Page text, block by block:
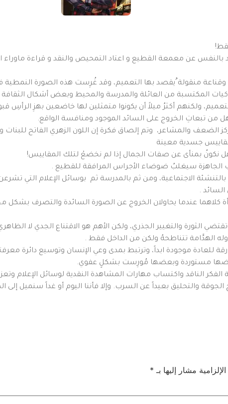
بالنفس عن معمعة القطيع و اعتاد التمحيص والنقد و قراءة
منقولة ُيقصد بها التعميم، وقد غُرِست هذه الصورة النمطية في
المكتسبة من العائلة والمدرسة والمحيط وبعض أشكال الثقافة
ولكنهم أكثرُ ميلاً أن يكونوا متمثلين لها خاضعين بهزِ الرأسِ
تبعاتِ الخروج على السائد الموجود ومنافسة الواقع.
الضعف والمشاعر، وتم إلصاق فكرة إن اللون الزهري الفاتح للبنات
جسدية معينة
بمنأى عن صفات الجمال إذا لم نخضعْ لتلك المقاييس!
الجاهزة سيغلبُ ضوضاء الأجراس المرافقة للقطيع .
بالتنشئة الاجتماعية، ومن ثم بالمدرسة ثم بوسائل الإعلام التي
السائد .
كلاهما عندما يحاولان الخروج عن الصورة السائدة والتصرف
الثورة والتغيير الجذري، ولكن الأهم هو الاقتناع الجدي لا
الهدَّامة تتناطحهُ ولكن من الداخل فقط .
للعادة موجودة ابداً، وترتبط بمدى وعي الإنسان وتوسيع دائرة
مستوردة وبعضها مُورِست بشكلٍ عفوي.
الفكر الناقد واكتساب مهارات المشاهدة النقدية لوسائل الإعلام
والتحليق بعيداً عن السرب. وإلا فأننا اليوم أو غداً سنميل
مشار إليها بـ *